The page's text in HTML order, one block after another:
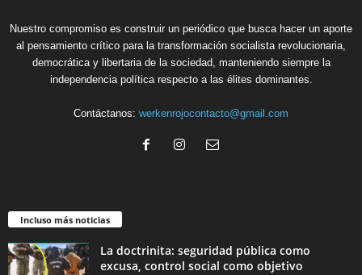
Nuestro compromiso es construir un periódico que busca hacer un aporte
al pensamiento crítico para la transformación socialista revolucionaria,
democrática y libertaria de la sociedad, manteniendo siempre la
independencia política respecto a las élites dominantes.
Contáctanos: werkenrojocontacto@gmail.com
Incluso más noticias
La doctrinita: seguridad pública como
excusa, control social como objetivo